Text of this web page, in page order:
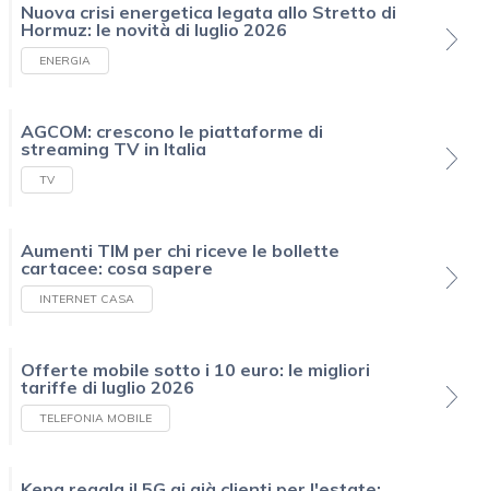
Nuova crisi energetica legata allo Stretto di
Hormuz: le novità di luglio 2026
ENERGIA
AGCOM: crescono le piattaforme di
streaming TV in Italia
TV
Aumenti TIM per chi riceve le bollette
cartacee: cosa sapere
INTERNET CASA
Offerte mobile sotto i 10 euro: le migliori
tariffe di luglio 2026
TELEFONIA MOBILE